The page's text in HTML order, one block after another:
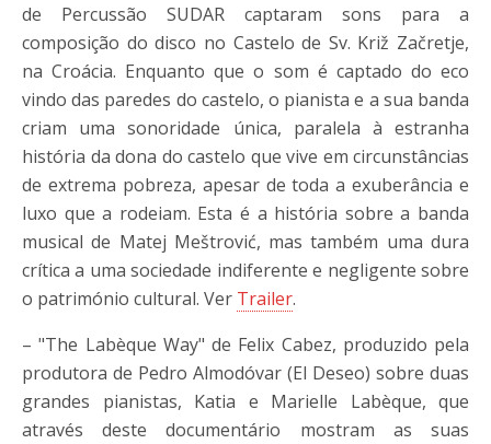
de Percussão SUDAR captaram sons para a
composição do disco no Castelo de Sv. Križ Začretje,
na Croácia. Enquanto que o som é captado do eco
vindo das paredes do castelo, o pianista e a sua banda
criam uma sonoridade única, paralela à estranha
história da dona do castelo que vive em circunstâncias
de extrema pobreza, apesar de toda a exuberância e
luxo que a rodeiam. Esta é a história sobre a banda
musical de Matej Meštrović, mas também uma dura
crítica a uma sociedade indiferente e negligente sobre
o património cultural. Ver Trailer.
– "The Labèque Way" de Felix Cabez, produzido pela
produtora de Pedro Almodóvar (El Deseo) sobre duas
grandes pianistas, Katia e Marielle Labèque, que
através deste documentário mostram as suas